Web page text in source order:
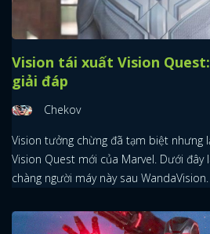
Vision tái xuất Vision
giải đáp
Chekov
Vision tưởng chừng đã tạm biệt nhưng
Vision Quest mới của Marvel. Dưới đây
chàng người máy này sau WandaVision.